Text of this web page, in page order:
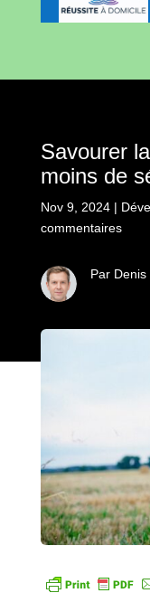
Savourer
moins de
Nov 9, 2024|
commentaires
Par Denis